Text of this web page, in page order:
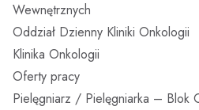
Wewnętrznych
Oddział Dzienny Kliniki Onkologii
Klinika Onkologii
Oferty pracy
Pielęgniarz / Pielęgniarka – Blok